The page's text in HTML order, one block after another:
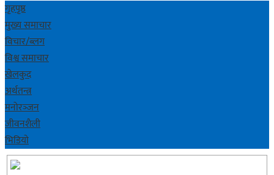
गृहपृष्ठ
मुख्य समाचार
विचार/ब्लग
विश्व समाचार
खेलकुद
अर्थतन्त्र
मनोरञ्‍जन
जीवनशैली
भिडियाे